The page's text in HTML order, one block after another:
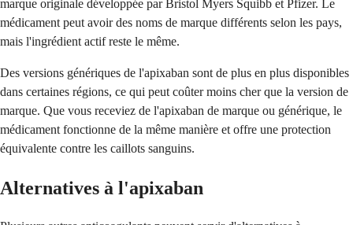
marque originale développée par Bristol Myers Squibb et Pfizer. Le
médicament peut avoir des noms de marque différents selon les pays,
mais l'ingrédient actif reste le même.
Des versions génériques de l'apixaban sont de plus en plus disponibles
dans certaines régions, ce qui peut coûter moins cher que la version de
marque. Que vous receviez de l'apixaban de marque ou générique, le
médicament fonctionne de la même manière et offre une protection
équivalente contre les caillots sanguins.
Alternatives à l'apixaban